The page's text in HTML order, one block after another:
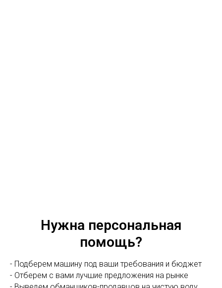
Нужна персональная
помощь?
- Подберем машину под ваши требования и бюджет
- Отберем с вами лучшие предложения на рынке